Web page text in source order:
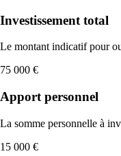
Investissement total
Le montant indicatif pour
75 000 €
Apport personnel
La somme personnelle à
15 000 €